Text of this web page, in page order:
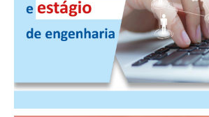
FGTS EXPURGOS